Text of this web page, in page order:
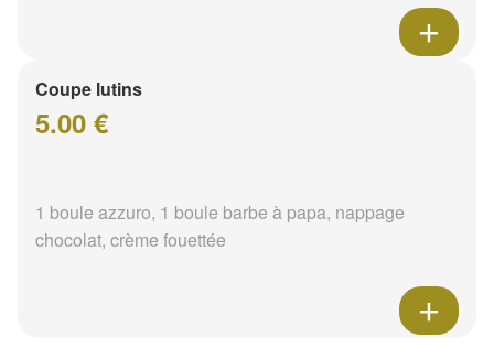
Coupe lutins
5.00 €
1 boule azzuro, 1 boule barbe à papa, nappage
chocolat, crème fouettée